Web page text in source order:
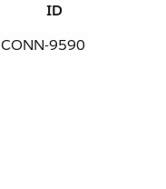
ID
CONN-9590